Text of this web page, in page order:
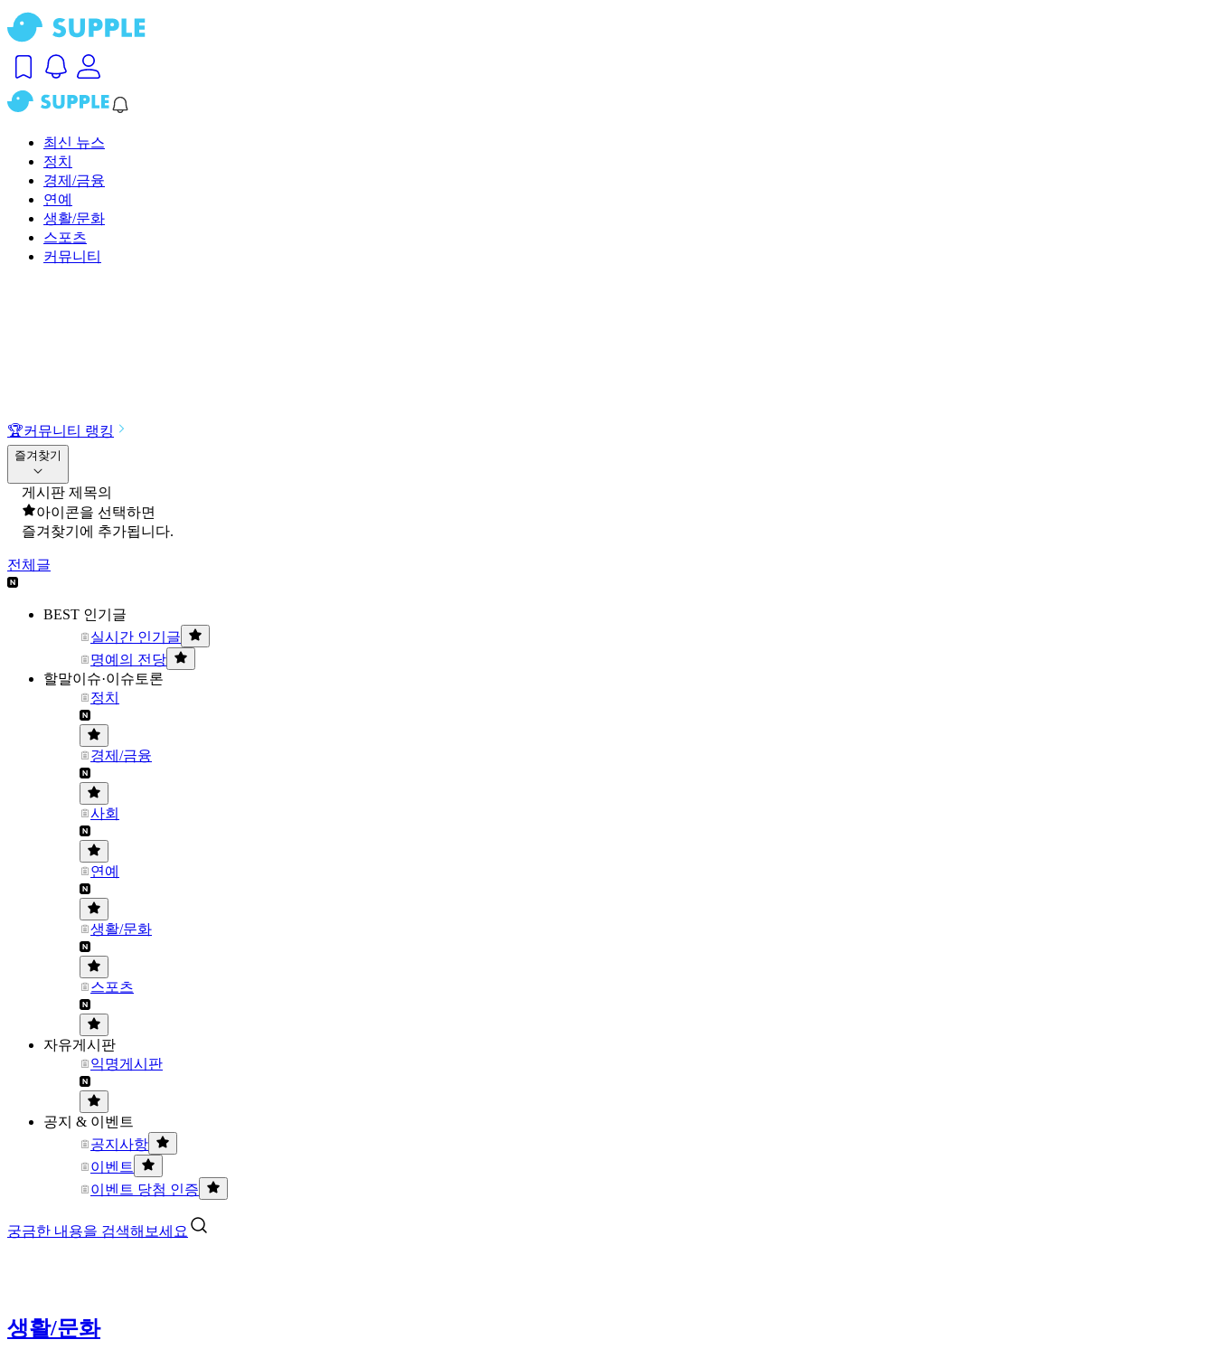
최신 뉴스
정치
경제/금융
연예
생활/문화
스포츠
커뮤니티
🏆커뮤니티 랭킹
즐겨찾기
게시판 제목의
아이콘을 선택하면
즐겨찾기에 추가됩니다.
전체글
BEST 인기글
실시간 인기글
명예의 전당
할말이슈·이슈토론
정치
경제/금융
사회
연예
생활/문화
스포츠
자유게시판
익명게시판
공지 & 이벤트
공지사항
이벤트
이벤트 당첨 인증
궁금한 내용을 검색해보세요
생활/문화